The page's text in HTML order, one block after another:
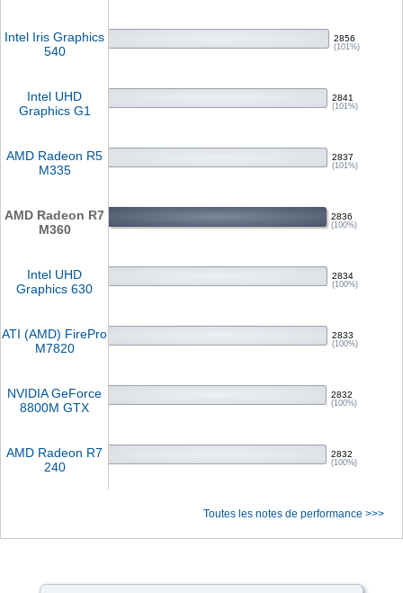
Intel Iris Graphics
540
2856
(101%)
Intel UHD
Graphics G1
2841
(101%)
AMD Radeon R5
M335
2837
(101%)
AMD Radeon R7
M360
2836
(100%)
Intel UHD
Graphics 630
2834
(100%)
ATI (AMD) FirePro
M7820
2833
(100%)
NVIDIA GeForce
8800M GTX
2832
(100%)
AMD Radeon R7
240
2832
(100%)
Toutes les notes de performance >>>